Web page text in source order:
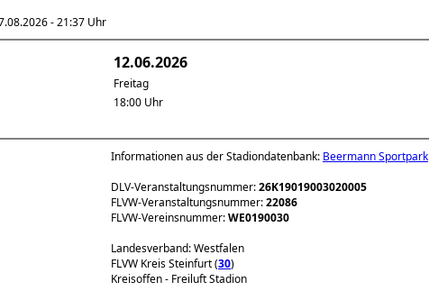
- 21:37 Uhr
12.06.2026
Freitag
18:00 Uhr
Informationen aus der Stadiondatenbank: Beermann Sportpark
DLV-Veranstaltungsnummer:26K19019003020005
FLVW-Veranstaltungsnummer:22086
FLVW-Vereinsnummer:WE0190030
Landesverband: Westfalen
FLVW Kreis Steinfurt (30)
Kreisoffen - Freiluft Stadion